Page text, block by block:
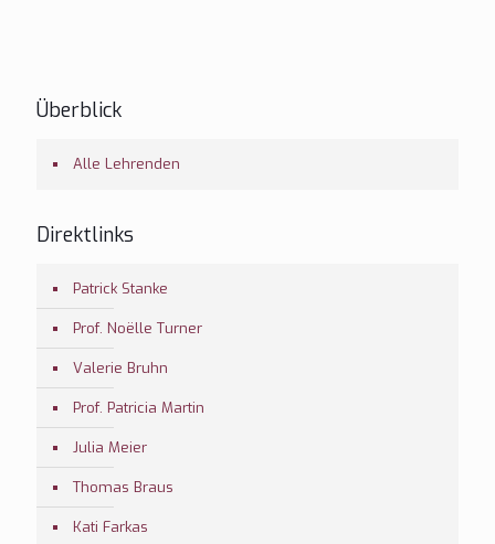
Überblick
Alle Lehrenden
Direktlinks
Patrick Stanke
Prof. Noëlle Turner
Valerie Bruhn
Prof. Patricia Martin
Julia Meier
Thomas Braus
Kati Farkas